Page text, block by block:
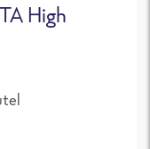
High